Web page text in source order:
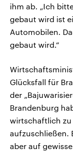
ihm ab. „Ich
gebaut wird ist
Automobilen.
gebaut wird.“
Glücksfall für
der
Brandenburg
wirtschaftlich zu
aufzuschließen.
aber auf